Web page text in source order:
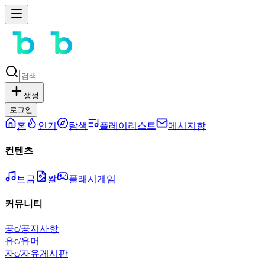
생성
로그인
홈 인기 탐색 플레이리스트 메시지함
컨텐츠
브금 짤 플래시게임
커뮤니티
공c/공지사항
유c/유머
자c/자유게시판